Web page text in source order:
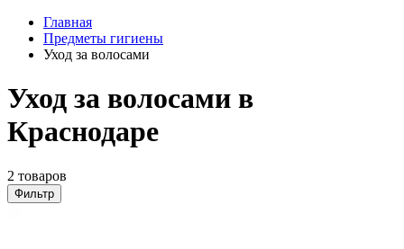
Главная
Предметы гигиены
Уход за волосами
Уход за волосами в
Краснодаре
2 товаров
Фильтр